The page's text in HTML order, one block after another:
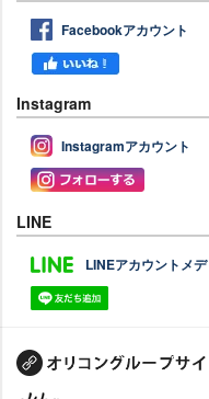
Facebookアカウント
Instagram
Instagramアカウント
LINE
LINEアカウントメ